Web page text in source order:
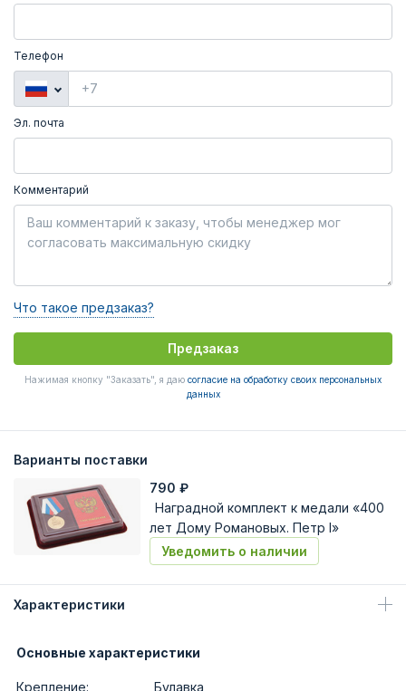
Телефон
Эл. почта
Комментарий
Что такое предзаказ?
Предзаказ
Нажимая кнопку "Заказать", я даю согласие на обработку своих персональных
данных
Варианты поставки
790 ₽
Наградной комплект к медали «400
лет Дому Романовых. Петр I»
Уведомить о наличии
Характеристики
Основные характеристики
Крепление: Булавка